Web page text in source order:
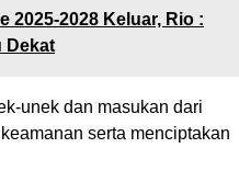
2025-2028 Keluar, Rio :
Dekat
unek dan masukan dari
serta menciptakan